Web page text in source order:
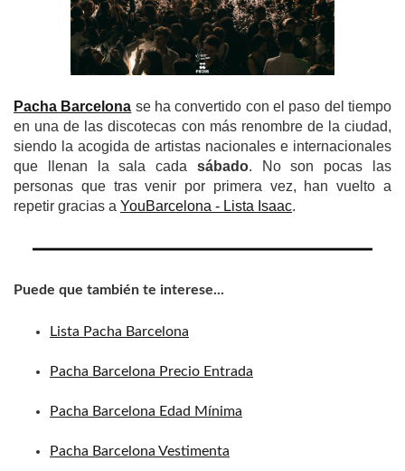
Pacha Barcelona se ha convertido con el paso del tiempo
en una de las discotecas con más renombre de la ciudad,
siendo la acogida de artistas nacionales e internacionales
que llenan la sala cada sábado. No son pocas las
personas que tras venir por primera vez, han vuelto a
repetir gracias a YouBarcelona - Lista Isaac.
Puede que también te interese...
Lista Pacha Barcelona
Pacha Barcelona Precio Entrada
Pacha Barcelona Edad Mínima
Pacha Barcelona Vestimenta